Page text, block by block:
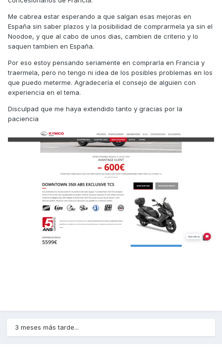
Me cabrea estar esperando a que salgan esas mejoras en
España sin saber plazos y la posibilidad de comprarmela ya sin el
Noodoe, y que al cabo de unos dias, cambien de criterio y lo
saquen tambien en España.
Por eso estoy pensando seriamente en comprarla en Francia y
traermela, pero no tengo ni idea de los posibles problemas en los
que puedo meterme. Agradecería el consejo de alguien con
experiencia en el tema.
Disculpad que me haya extendido tanto y gracias por la
paciencia
3 meses más tarde...